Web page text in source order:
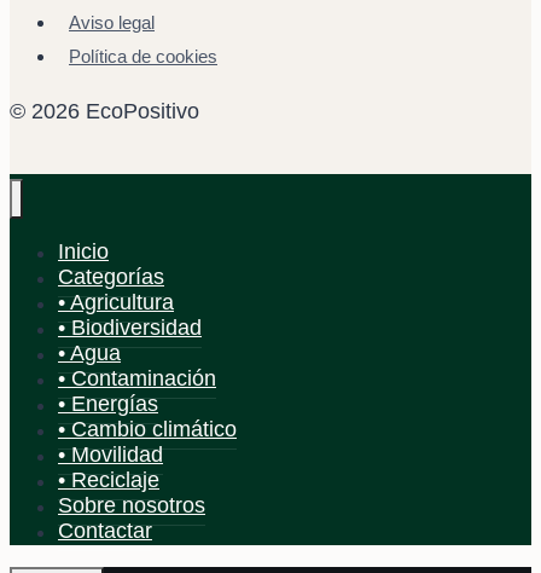
siempre
Aviso legal
Política de cookies
© 2026 EcoPositivo
Inicio
Categorías
• Agricultura
• Biodiversidad
• Agua
• Contaminación
• Energías
• Cambio climático
• Movilidad
• Reciclaje
Sobre nosotros
Contactar